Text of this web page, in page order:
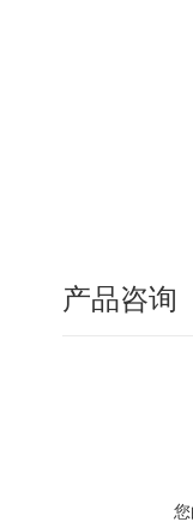
产品咨询